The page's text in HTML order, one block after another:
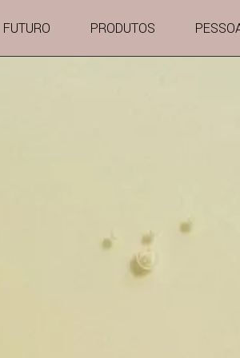
FUTURO PRODUTOS